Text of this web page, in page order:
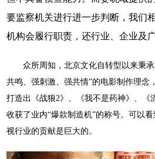
要监察机关进行进一步判断，我们
机构会履行职责，还行业、企业及
众所周知，北京文化自转型以来秉
共鸣、强刺激、强共情”的电影制作理念
打造出《战狼2》、《我不是药神》、《
收获了业内“爆款制造机”的称号。可以
视行业的贡献是巨大的。